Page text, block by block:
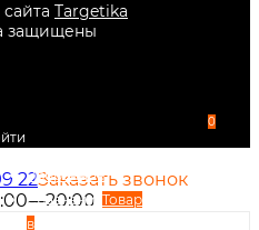
Targetika
защищены
Избранное
Сравнение Товар
в
0
22Заказать звонок